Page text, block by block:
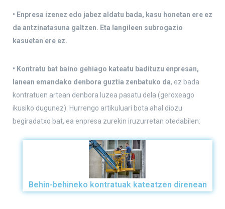
• Enpresa izenez edo jabez aldatu bada, kasu honetan ere ez
da antzinatasuna galtzen. Eta langileen subrogazio
kasuetan ere ez.
• Kontratu bat baino gehiago kateatu badituzu enpresan,
lanean emandako denbora guztia zenbatuko da, ez bada
kontratuen artean denbora luzea pasatu dela (geroxeago
ikusiko dugunez). Hurrengo artikuluari bota ahal diozu
begiradatxo bat, ea enpresa zurekin iruzurretan otedabilen:
Behin-behineko kontratuak kateatzen direnean